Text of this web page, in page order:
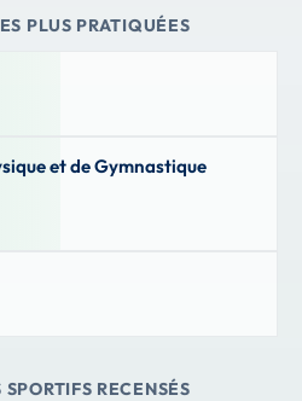
PLUS PRATIQUÉES
et de Gymnastique
RECENSÉS